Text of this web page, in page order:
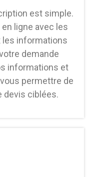
est simple.
ligne avec les
les informations
demande
informations et
permettre de
devis ciblées.